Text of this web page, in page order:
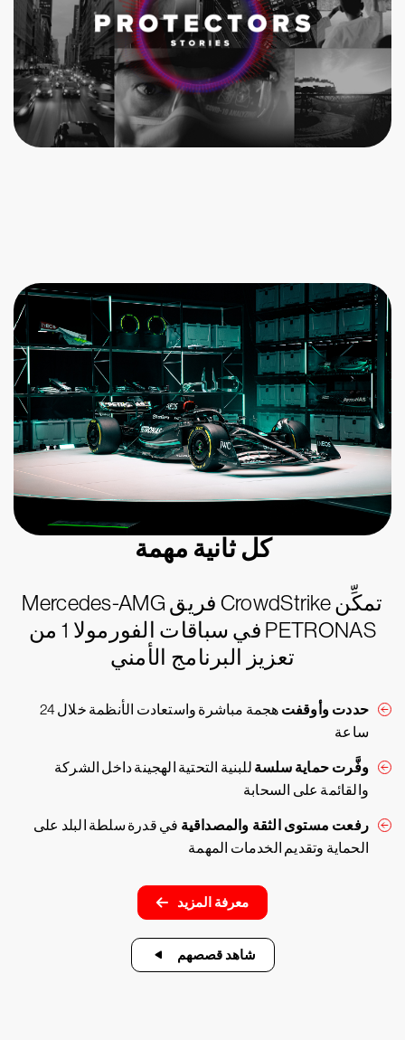
كل ثانية مهمة
تمكِّن CrowdStrike فريق Mercedes-AMG
PETRONAS في سباقات الفورمولا 1 من
تعزيز البرنامج الأمني
حددت وأوقفت
هجمة مباشرة واستعادت الأنظمة خلال 24
ساعة
وفَّرت حماية سلسة للبنية التحتية الهجينة داخل الشركة
والقائمة على السحابة
رفعت مستوى الثقة والمصداقية في قدرة سلطة البلد على
الحماية وتقديم الخدمات المهمة
معرفة المزيد
شاهد قصصهم